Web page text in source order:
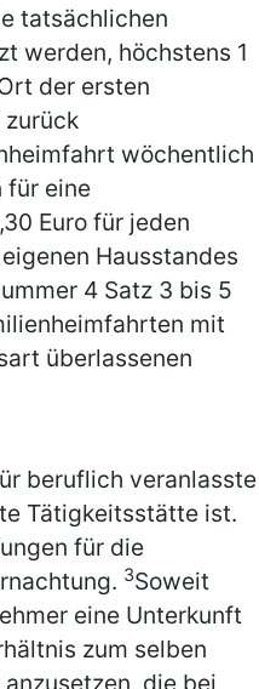
tatsächlichen
werden, höchstens 1
der ersten
wöchentlich
für eine
Euro für jeden
Hausstandes
4 Satz 3 bis 5
mit
überlassenen
beruflich veranlasste
Tätigkeitsstätte ist.
für die
3Soweit
eine Unterkunft
zum selben
die bei